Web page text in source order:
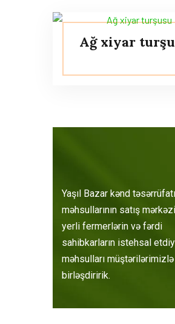
Ağ xiyar
Yaşıl Bazar kənd təsərrüfatı
məhsullarının satış
yerli fermerlərin və fərdi
sahibkarların istehsal
məhsulları
birləşdiririk.